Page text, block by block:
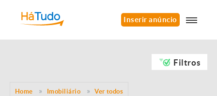
Inserir anúncio
Filtros
Home Imobiliário Ver todos